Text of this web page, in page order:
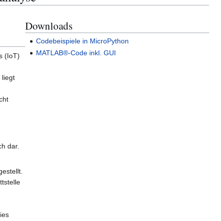
(IoT)
liegt
dar.
Downloads
Codebeispiele in MicroPython
MATLAB®-Code inkl. GUI